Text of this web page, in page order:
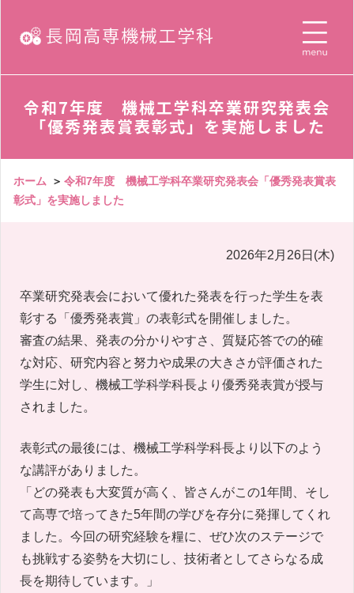
令和7年度 機械工学科卒業研究発表会
「優秀発表賞表彰式」を実施しました
ホーム ＞ 令和7年度 機械工学科卒業研究発表会「優秀発表賞表
彰式」を実施しました
2026年2月26日(木)
卒業研究発表会において優れた発表を行った学生を表
彰する「優秀発表賞」の表彰式を開催しました。
審査の結果、発表の分かりやすさ、質疑応答での的確
な対応、研究内容と努力や成果の大きさが評価された
学生に対し、機械工学科学科長より優秀発表賞が授与
されました。
表彰式の最後には、機械工学科学科長より以下のよう
な講評がありました。
「どの発表も大変質が高く、皆さんがこの1年間、そし
て高専で培ってきた5年間の学びを存分に発揮してくれ
ました。今回の研究経験を糧に、ぜひ次のステージで
も挑戦する姿勢を大切にし、技術者としてさらなる成
長を期待しています。」